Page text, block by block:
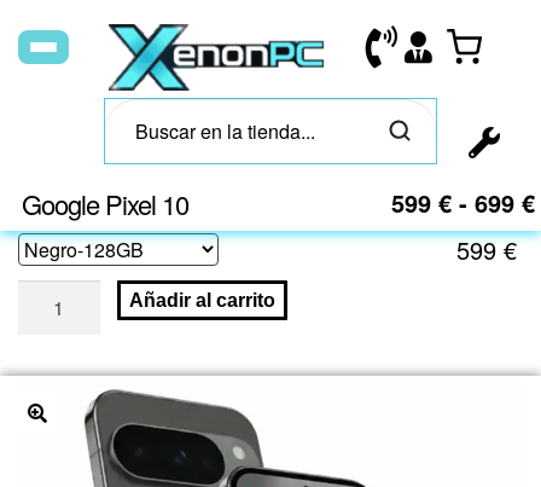
Google Pixel 10 599 € - 699 €
599€
Añadir al carrito